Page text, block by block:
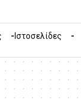
Ιστοσελίδες